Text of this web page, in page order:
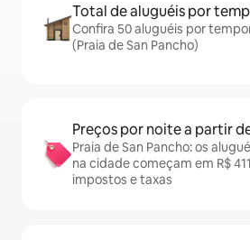
Total de aluguéis por
Confira 50 aluguéis por
(Praia de San Pancho)
Preços por noite a partir
Praia de San Pancho: os
na cidade começam em R$
impostos e taxas